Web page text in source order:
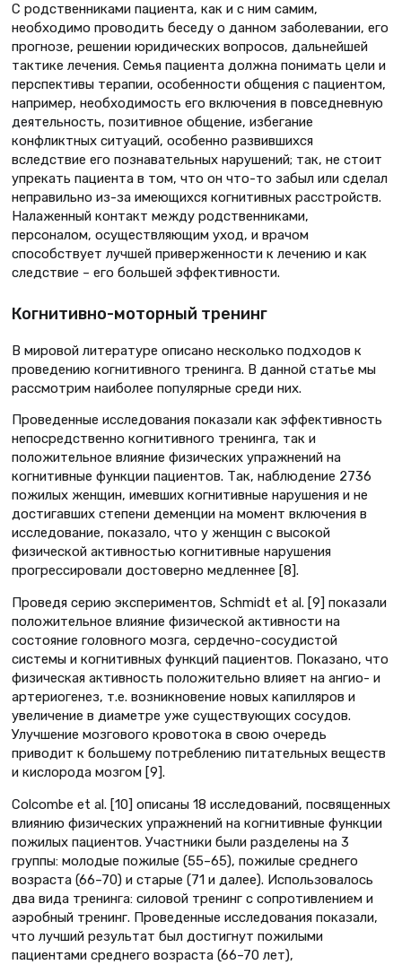
С родственниками пациента, как и с ним самим,
необходимо проводить беседу о данном заболевании, его
прогнозе, решении юридических вопросов, дальнейшей
тактике лечения. Семья пациента должна понимать цели и
перспективы терапии, особенности общения с пациентом,
например, необходимость его включения в повседневную
деятельность, позитивное общение, избегание
конфликтных ситуаций, особенно развившихся
вследствие его познавательных нарушений; так, не стоит
упрекать пациента в том, что он что-то забыл или сделал
неправильно из-за имеющихся когнитивных расстройств.
Налаженный контакт между родственниками,
персоналом, осуществляющим уход, и врачом
способствует лучшей приверженности к лечению и как
следствие – его большей эффективности.
Когнитивно-моторный тренинг
В мировой литературе описано несколько подходов к
проведению когнитивного тренинга. В данной статье мы
рассмотрим наиболее популярные среди них.
Проведенные исследования показали как эффективность
непосредственно когнитивного тренинга, так и
положительное влияние физических упражнений на
когнитивные функции пациентов. Так, наблюдение 2736
пожилых женщин, имевших когнитивные нарушения и не
достигавших степени деменции на момент включения в
исследование, показало, что у женщин с высокой
физической активностью когнитивные нарушения
прогрессировали достоверно медленнее [8].
Проведя серию экспериментов, Schmidt et al. [9] показали
положительное влияние физической активности на
состояние головного мозга, сердечно-сосудистой
системы и когнитивных функций пациентов. Показано, что
физическая активность положительно влияет на ангио- и
артериогенез, т.е. возникновение новых капилляров и
увеличение в диаметре уже существующих сосудов.
Улучшение мозгового кровотока в свою очередь
приводит к большему потреблению питательных веществ
и кислорода мозгом [9].
Colcombe et al. [10] описаны 18 исследований, посвященных
влиянию физических упражнений на когнитивные функции
пожилых пациентов. Участники были разделены на 3
группы: молодые пожилые (55–65), пожилые среднего
возраста (66–70) и старые (71 и далее). Использовалось
два вида тренинга: силовой тренинг с сопротивлением и
аэробный тренинг. Проведенные исследования показали,
что лучший результат был достигнут пожилыми
пациентами среднего возраста (66–70 лет),